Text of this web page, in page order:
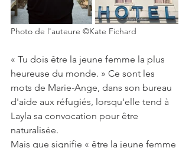
Photo de l'auteure ©Kate Fichard
« Tu dois être la jeune femme la plus
heureuse du monde. » Ce sont les
mots de Marie-Ange, dans son bureau
d'aide aux réfugiés, lorsqu'elle tend à
Layla sa convocation pour être
naturalisée.
Mais que signifie « être la jeune femme